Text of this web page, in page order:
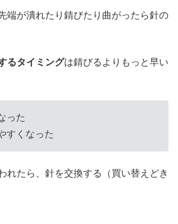
端が潰れたり錆びたり曲がったら針の
るタイミングは錆びるよりもっと早い
った
すくなった
れたら、針を交換する（買い替えどき